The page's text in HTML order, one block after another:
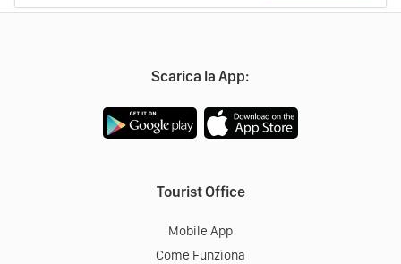
Scarica la App:
Tourist Office
Mobile App
Come Funziona